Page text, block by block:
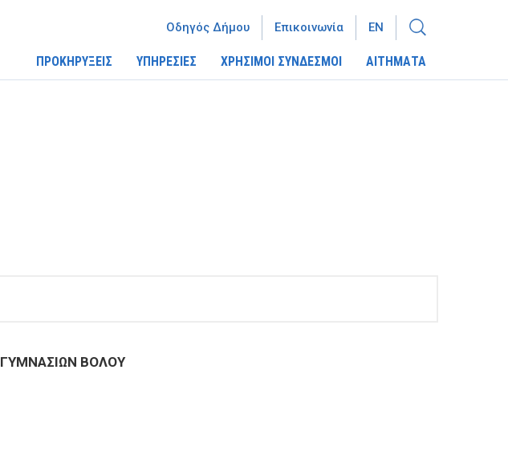
ΠΡΟΚΗΡΥΞΕΙΣ ΥΠΗΡΕΣΙΕΣ ΧΡΗΣΙΜΟΙ ΣΥΝΔΕΣΜΟΙ ΑΙΤΗΜΑΤΑ
Οδηγός Δήμου Επικοινωνία EN
ΓΥΜΝΑΣΙΩΝ ΒΟΛΟΥ